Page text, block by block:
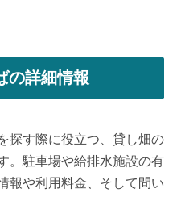
の詳細情報
探す際に役立つ、貸し畑の
。駐車場や給排水施設の有
報や利用料金、そして問い